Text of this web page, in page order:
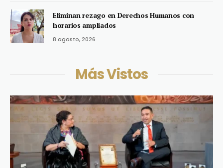
Eliminan rezago en Derechos Humanos con
horarios ampliados
8 agosto, 2026
Más Vistos